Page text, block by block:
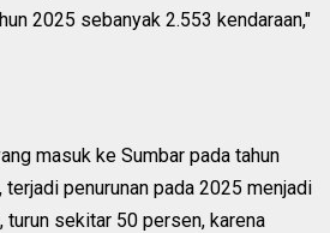
2025 sebanyak 2.553 kendaraan,"
masuk ke Sumbar pada tahun
penurunan pada 2025 menjadi
turun sekitar 50 persen, karena